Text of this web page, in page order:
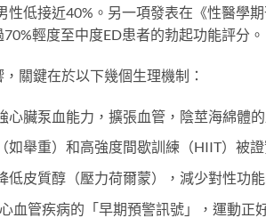
性低接近40%。另一項發表在《性醫學
輕度至中度ED患者的勃起功能評分。
關鍵在於以下幾個生理機制：
心臟泵血能力，擴張血管，陰莖海綿體
如舉重）和高強度間歇訓練（HIIT）被
低皮質醇（壓力荷爾蒙），減少對性功
血管疾病的「早期預警訊號」，運動正